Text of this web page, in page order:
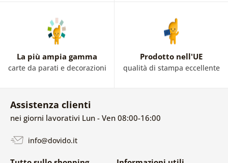
La più ampia gamma
carte da parati e decorazioni
Prodotto nell'UE
qualità di stampa eccellente
Assistenza clienti
nei giorni lavorativi Lun - Ven 08:00-16:00
info@dovido.it